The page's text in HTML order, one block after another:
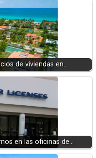
de viviendas en…
en las oficinas de…